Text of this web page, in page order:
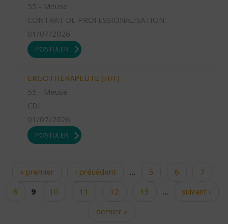
55 - Meuse
CONTRAT DE PROFESSIONALISATION
01/07/2026
POSTULER
ERGOTHERAPEUTE (H/F)
55 - Meuse
CDI
01/07/2026
POSTULER
Pages« premier ‹ précédent … 5 6
7
8
9 10 11 12 13 …
suivant ›
dernier »